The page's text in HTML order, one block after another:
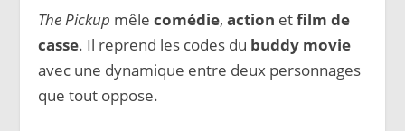
The Pickup mêlecomédie,action etfilm de
casse. Il reprend les codes du buddy movie
avec une dynamique entre deux personnages
que tout oppose.